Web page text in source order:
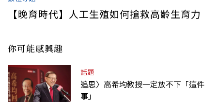
【晚育時代】人工生殖如何搶救高齡生育力
你可能感興趣
話題
追思〉高希均教授一定放不下「這件
事」